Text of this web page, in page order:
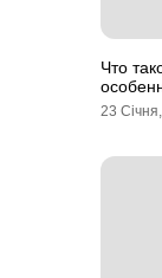
Что
23